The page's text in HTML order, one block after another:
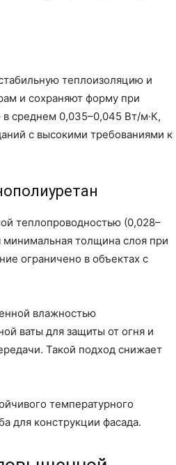
теплоизоляцию и
и сохраняют форму при
в среднем 0,035–0,045 Вт/м·К,
с высокими требованиями к
теплопроводностью (0,028–
минимальная толщина слоя при
ограничено в объектах с
влажностью
ваты для защиты от огня и
Такой подход снижает
температурного
для конструкции фасада.